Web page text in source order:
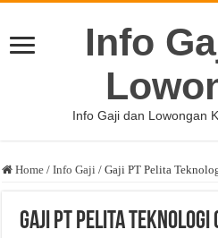
Info
Info Gaji dan Lowongan
Home / Info Gaji / Gaji PT Pelita
Gaji PT Pelita Teknologi